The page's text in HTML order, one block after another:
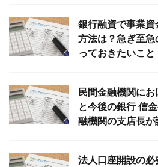
銀行融資で事業
方法は？急ぎ至
っておきたいこと
民間金融機関に
と今後の銀行 信
融機関の支店長が
法人口座開設の